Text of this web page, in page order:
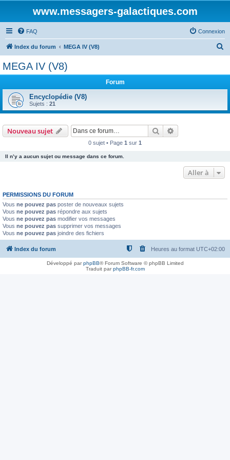
www.messagers-galactiques.com
FAQ Connexion
Index du forum MEGA IV (V8)
MEGA IV (V8)
Forum
Encyclopédie (V8)
Sujets : 21
Nouveau sujet Rechercher
0 sujet • Page 1 sur 1
Il n’y a aucun sujet ou message dans ce forum.
Aller à
PERMISSIONS DU FORUM
Vous ne pouvez pas poster de nouveaux sujets
Vous ne pouvez pas répondre aux sujets
Vous ne pouvez pas modifier vos messages
Vous ne pouvez pas supprimer vos messages
Vous ne pouvez pas joindre des fichiers
Index du forum Heures au format UTC+02:00
Développé parphpBB® Forum Software © phpBB Limited
Traduit parphpBB-fr.com